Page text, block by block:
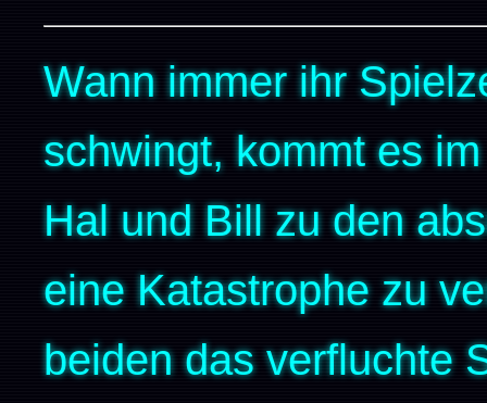
Wann immer ihr
schwingt, kommt es
Hal und Bill zu den
eine Katastrophe zu
beiden das verfluchte